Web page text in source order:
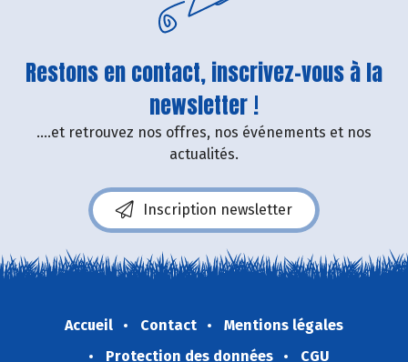
Restons en contact, inscrivez-vous à la
newsletter !
....et retrouvez nos offres, nos événements et nos
actualités.
Inscription newsletter
Accueil Contact
Mentions légales
Protection des données
CGU